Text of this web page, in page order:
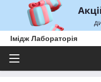
Імідж Лабораторія